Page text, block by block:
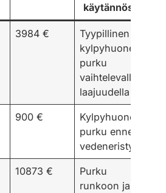
käytännössä
3984 €
Tyypillinen
kylpyhuoneen
purku
vaihtelevalla
laajuudella
900 €
Kylpyhuoneen
purku ennen
vedeneristystä
10873 €
Purku
runkoon ja